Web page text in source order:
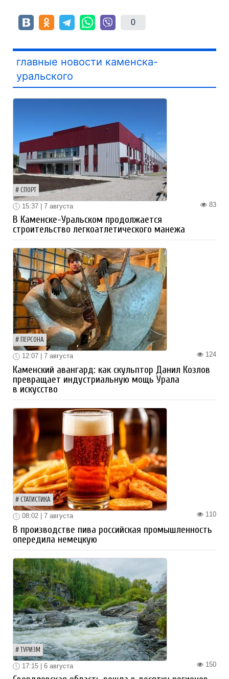
0
главные новости каменска-
уральского
СПОРТ
83
15:37 | 7 августа
В Каменске-Уральском продолжается
строительство легкоатлетического манежа
ПЕРСОНА
124
12:07 | 7 августа
Каменский авангард: как скульптор Данил Козлов
превращает индустриальную мощь Урала
в искусство
СТАТИСТИКА
110
08:02 | 7 августа
В производстве пива российская промышленность
опередила немецкую
ТУРИЗМ
150
17:15 | 6 августа